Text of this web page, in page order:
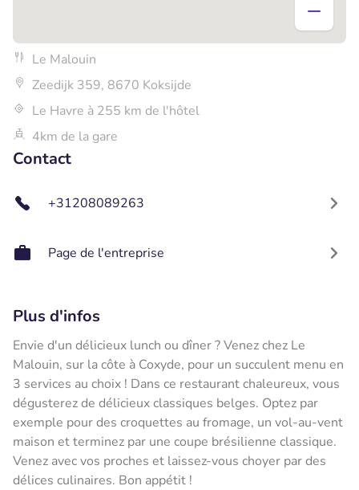
Le Malouin
Zeedijk 359, 8670 Koksijde
Le Havre à 255 km de l'hôtel
4km de la gare
Contact
+31208089263
Page de l'entreprise
Plus d'infos
Envie d'un délicieux lunch ou dîner ? Venez chez Le
Malouin, sur la côte à Coxyde, pour un succulent menu en
3 services au choix ! Dans ce restaurant chaleureux, vous
dégusterez de délicieux classiques belges. Optez par
exemple pour des croquettes au fromage, un vol-au-vent
maison et terminez par une coupe brésilienne classique.
Venez avec vos proches et laissez-vous choyer par des
délices culinaires. Bon appétit !